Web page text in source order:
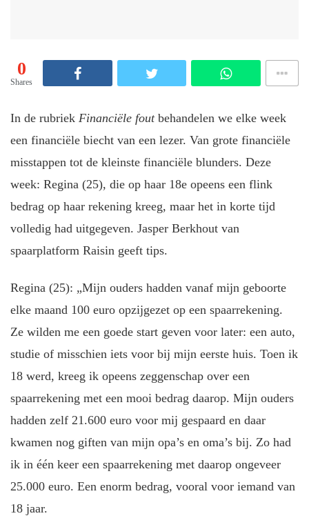
0
Shares
In de rubriek Financiële foutbehandelen we elke week
een financiële biecht van een lezer. Van grote financiële
misstappen tot de kleinste financiële blunders. Deze
week: Regina (25), die op haar 18e opeens een flink
bedrag op haar rekening kreeg, maar het in korte tijd
volledig had uitgegeven. Jasper Berkhout van
spaarplatform Raisin geeft tips.
Regina (25): „Mijn ouders hadden vanaf mijn geboorte
elke maand 100 euro opzijgezet op een spaarrekening.
Ze wilden me een goede start geven voor later: een auto,
studie of misschien iets voor bij mijn eerste huis. Toen ik
18 werd, kreeg ik opeens zeggenschap over een
spaarrekening met een mooi bedrag daarop. Mijn ouders
hadden zelf 21.600 euro voor mij gespaard en daar
kwamen nog giften van mijn opa’s en oma’s bij. Zo had
ik in één keer een spaarrekening met daarop ongeveer
25.000 euro. Een enorm bedrag, vooral voor iemand van
18 jaar.